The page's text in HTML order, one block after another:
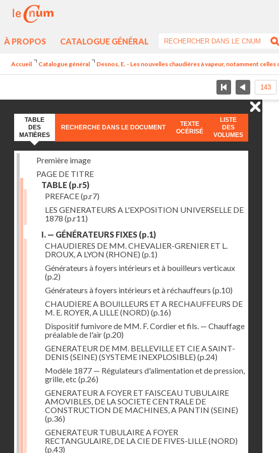
À PROPOS CATALOGUE GÉNÉRAL
Accueil Catalogue général Desnos, E. - Les nouvelles chaudières à vapeur, notamment celles
TABLE
DES
MATIÈRES
RECHERCHE DANS LE DOCUMENT
TEXTE
OCÉRISÉ
LISTE
DES
VOLUMES
Première image
PAGE DE TITRE
TABLE (p.r5)
PREFACE(p.r7)
LES GENERATEURS A L'EXPOSITION UNIVERSELLE DE
1878 (p.r11)
I. — GÉNÉRATEURS FIXES (p.1)
CHAUDIERES DE MM. CHEVALIER-GRENIER ET L.
DROUX, A LYON (RHONE) (p.1)
Générateurs à foyers intérieurs et à bouilleurs verticaux
(p.2)
Générateurs à foyers intérieurs et à réchauffeurs (p.10)
CHAUDIERE A BOUILLEURS ET A RECHAUFFEURS DE
M. E. ROYER, A LILLE (NORD) (p.16)
Dispositif fumivore de MM. F. Cordier et fils. — Chauffage
préalable de l'air(p.20)
GENERATEUR DE MM. BELLEVILLE ET CIE A SAINT-
DENIS (SEINE) (SYSTEME INEXPLOSIBLE) (p.24)
Modèle 1877 — Régulateurs d'alimentation et de pression,
grille, etc (p.26)
GENERATEUR A FOYER ET FAISCEAU TUBULAIRE
AMOVIBLES, DE LA SOCIETE CENTRALE DE
CONSTRUCTION DE MACHINES, A PANTIN (SEINE)
(p.36)
GENERATEUR TUBULAIRE A FOYER
RECTANGULAIRE, DE LA CIE DE FIVES-LILLE (NORD)
(p.43)